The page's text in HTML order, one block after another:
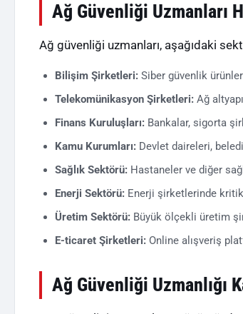
Ağ Güvenliği Uzmanları
Ağ güvenliği uzmanları, aşağıdaki
Bilişim Şirketleri: Siber güvenlik
Telekomünikasyon Şirketleri: Ağ
Finans Kuruluşları: Bankalar, sigorta
Kamu Kurumları: Devlet daireleri,
Sağlık Sektörü: Hastaneler ve diğer
Enerji Sektörü: Enerji şirketlerinde
Üretim Sektörü: Büyük ölçekli üretim
E-ticaret Şirketleri: Online alışveriş
Ağ Güvenliği Uzmanlığı